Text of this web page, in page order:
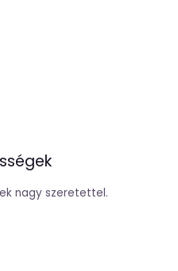
nagy szeretettel.